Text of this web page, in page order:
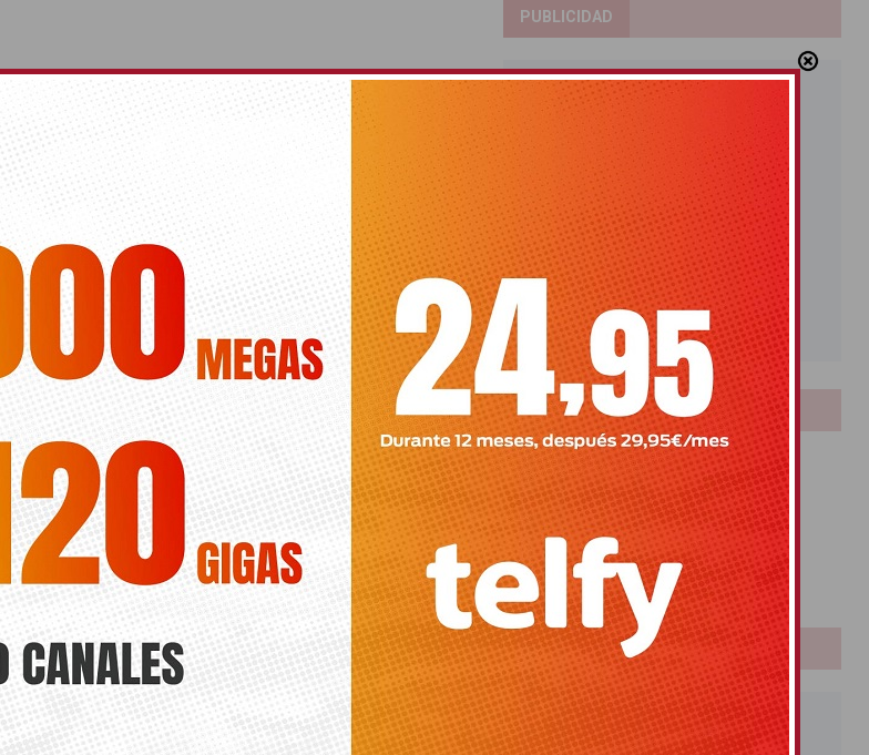
PUBLICIDAD
LOTERIAS
Bonoloto
Primitiva
El Gordo
Euromillones
Loteria
Once
PUBLICIDAD